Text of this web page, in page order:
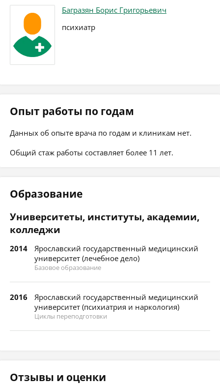
Багразян Борис Григорьевич
психиатр
Опыт работы по годам
Данных об опыте врача по годам и клиникам нет.
Общий стаж работы составляет более 11 лет.
Образование
Университеты, институты, академии,
колледжи
2014
Ярославский государственный медицинский
университет (лечебное дело)
Базовое образование
2016
Ярославский государственный медицинский
университет (психиатрия и наркология)
Циклы переподготовки
Отзывы и оценки